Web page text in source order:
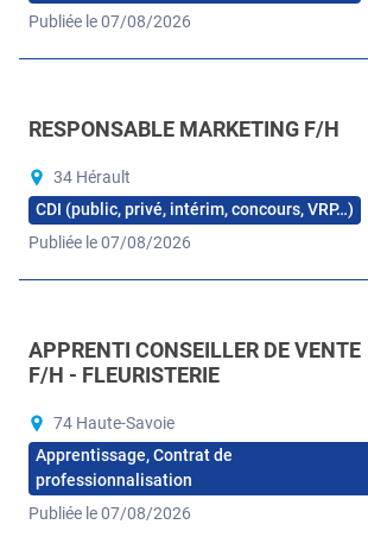
Publiée le 07/08/2026
RESPONSABLE MARKETING F/H
34 Hérault
CDI (public, privé, intérim, concours, VRP…)
Publiée le 07/08/2026
APPRENTI CONSEILLER DE VENTE
F/H - FLEURISTERIE
74 Haute-Savoie
Apprentissage, Contrat de
professionnalisation
Publiée le 07/08/2026